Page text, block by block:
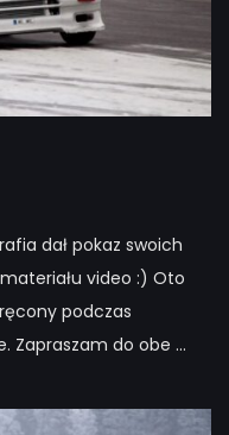
dał pokaz swoich
video :) Oto
podczas
Zapraszam do obe ...